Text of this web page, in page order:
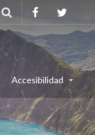
Accesibilidad